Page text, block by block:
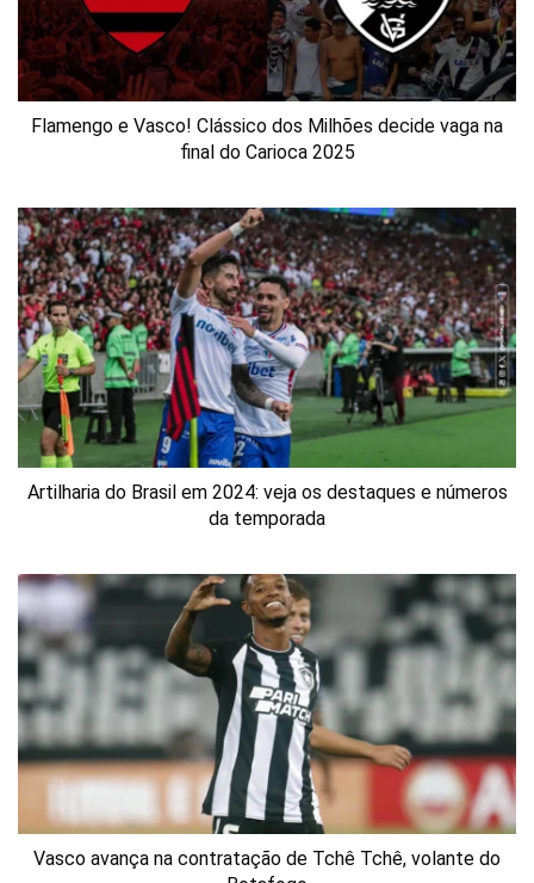
Flamengo e Vasco! Clássico dos Milhões decide vaga na
final do Carioca 2025
Artilharia do Brasil em 2024: veja os destaques e números
da temporada
Vasco avança na contratação de Tchê Tchê, volante do